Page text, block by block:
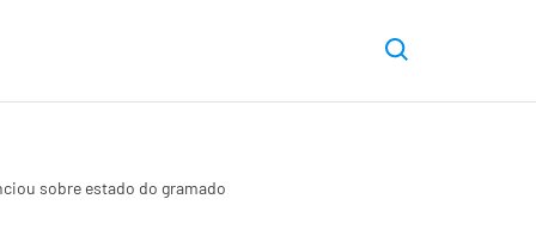
sobre estado do gramado